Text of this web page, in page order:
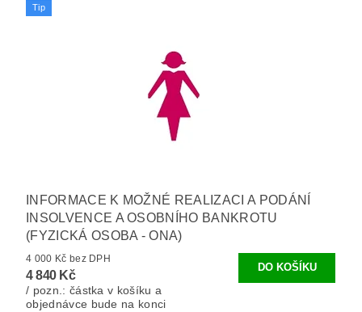
Tip
INFORMACE K MOŽNÉ REALIZACI A PODÁNÍ
INSOLVENCE A OSOBNÍHO BANKROTU
(FYZICKÁ OSOBA - ONA)
4 000 Kč bez DPH
4 840 Kč
/ pozn.: částka v košíku a
objednávce bude na konci